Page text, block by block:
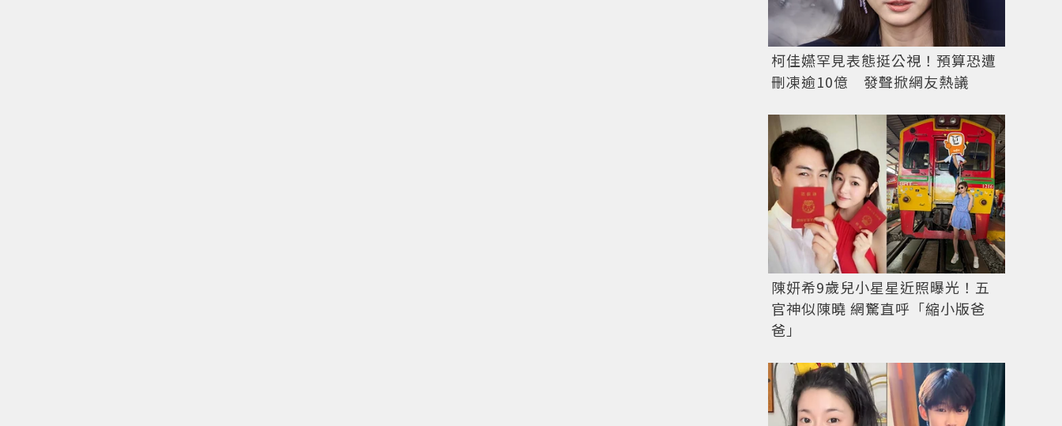
柯佳嬿罕見表態挺公視！預算恐遭
刪凍逾10億 發聲掀網友熱議
陳妍希9歲兒小星星近照曝光！五
官神似陳曉 網驚直呼「縮小版爸
爸」